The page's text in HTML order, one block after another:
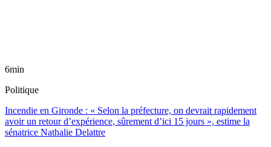
6min
Politique
Incendie en Gironde : « Selon la préfecture, on devrait rapidement
avoir un retour d’expérience, sûrement d’ici 15 jours », estime la
sénatrice Nathalie Delattre